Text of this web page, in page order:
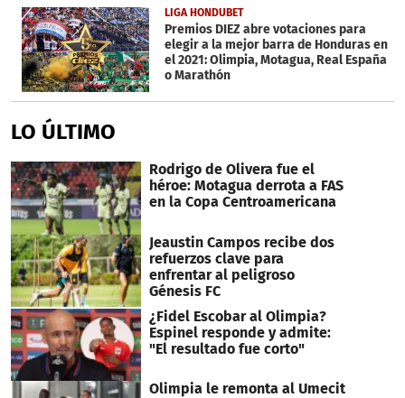
1
minute,
34
seconds
LIGA HONDUBET
Premios DIEZ abre votaciones para
elegir a la mejor barra de Honduras en
el 2021: Olimpia, Motagua, Real España
o Marathón
LO ÚLTIMO
Rodrigo de Olivera fue el
héroe: Motagua derrota a FAS
en la Copa Centroamericana
Jeaustin Campos recibe dos
refuerzos clave para
enfrentar al peligroso
Génesis FC
¿Fidel Escobar al Olimpia?
Espinel responde y admite:
"El resultado fue corto"
Olimpia le remonta al Umecit